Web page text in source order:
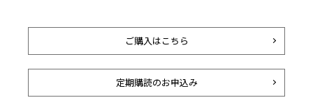
ご購入はこちら
定期購読のお申込み